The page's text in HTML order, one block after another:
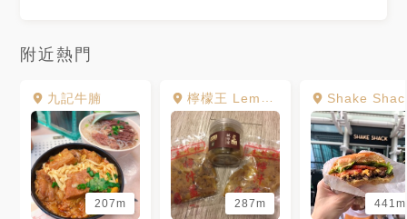
附近熱門
九記牛腩
207m
檸檬王 Lemon King
287m
Shake
441m